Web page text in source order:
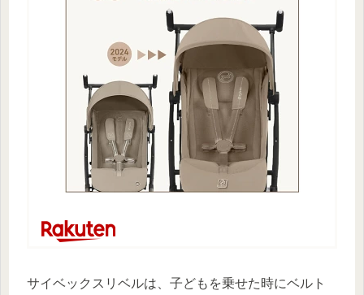
サイベックスリベルは、子どもを乗せた時にベルト